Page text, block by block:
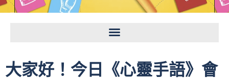
大家好！今日《心靈手語》會